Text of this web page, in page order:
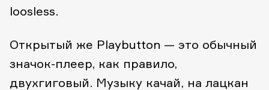
loosless.
Открытый же Playbutton — это обычный
значок-плеер, как правило,
двухгиговый. Музыку качай, на лацкан